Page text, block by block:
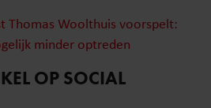
Thomas Woolthuis voorspelt:
minder optreden
OP SOCIAL